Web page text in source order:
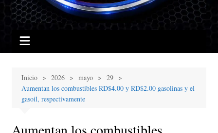
Inicio 2026 mayo
29
Aumentan los combustibles RD$4.00 y RD$2.00 gasolinas y el
gasoil, respectivamente